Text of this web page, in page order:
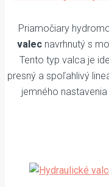
Priamočiary
valec navrhnutý s
Tento typ valca je
presný a spoľahlivý
jemného